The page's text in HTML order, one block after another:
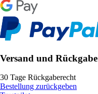
Versand und Rückgabe
30 Tage Rückgaberecht
Bestellung zurückgeben